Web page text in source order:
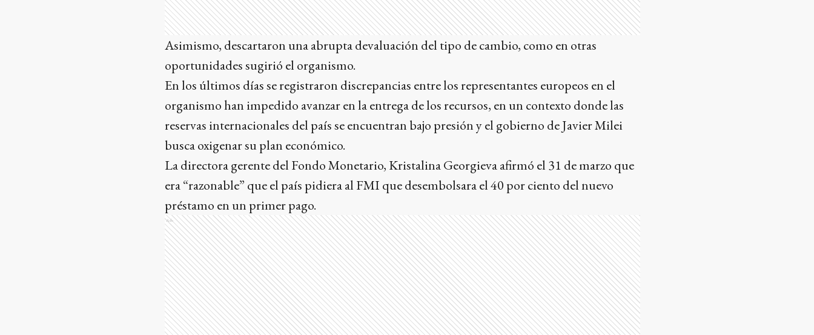
Asimismo, descartaron una abrupta devaluación del tipo de cambio, como en otras
oportunidades sugirió el organismo.
En los últimos días se registraron discrepancias entre los representantes europeos en el
organismo han impedido avanzar en la entrega de los recursos, en un contexto donde las
reservas internacionales del país se encuentran bajo presión y el gobierno de Javier Milei
busca oxigenar su plan económico.
La directora gerente del Fondo Monetario, Kristalina Georgieva afirmó el 31 de marzo que
era “razonable” que el país pidiera al FMI que desembolsara el 40 por ciento del nuevo
préstamo en un primer pago.
Ads